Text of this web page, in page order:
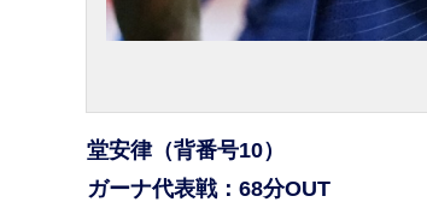
堂安律（背番号10）
ガーナ代表戦：68分OUT